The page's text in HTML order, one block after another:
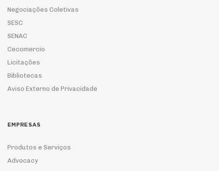
Negociações Coletivas
SESC
SENAC
Cecomercio
Licitações
Bibliotecas
Aviso Externo de Privacidade
EMPRESAS
Produtos e Serviços
Advocacy